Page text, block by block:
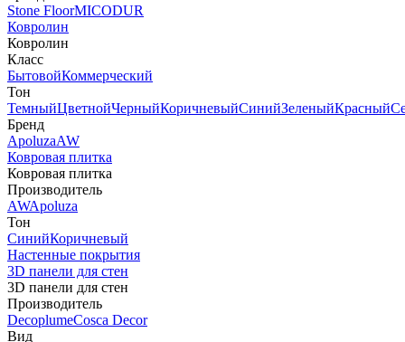
Stone FloorMICODUR
Ковролин
Ковролин
Класс
БытовойКоммерческий
Тон
ТемныйЦветнойЧерныйКоричневыйСинийЗеленыйКрасный
Бренд
ApoluzaAW
Ковровая плитка
Ковровая плитка
Производитель
AWApoluza
Тон
СинийКоричневый
Настенные покрытия
3D панели для стен
3D панели для стен
Производитель
DecoplumeCosca Decor
Вид